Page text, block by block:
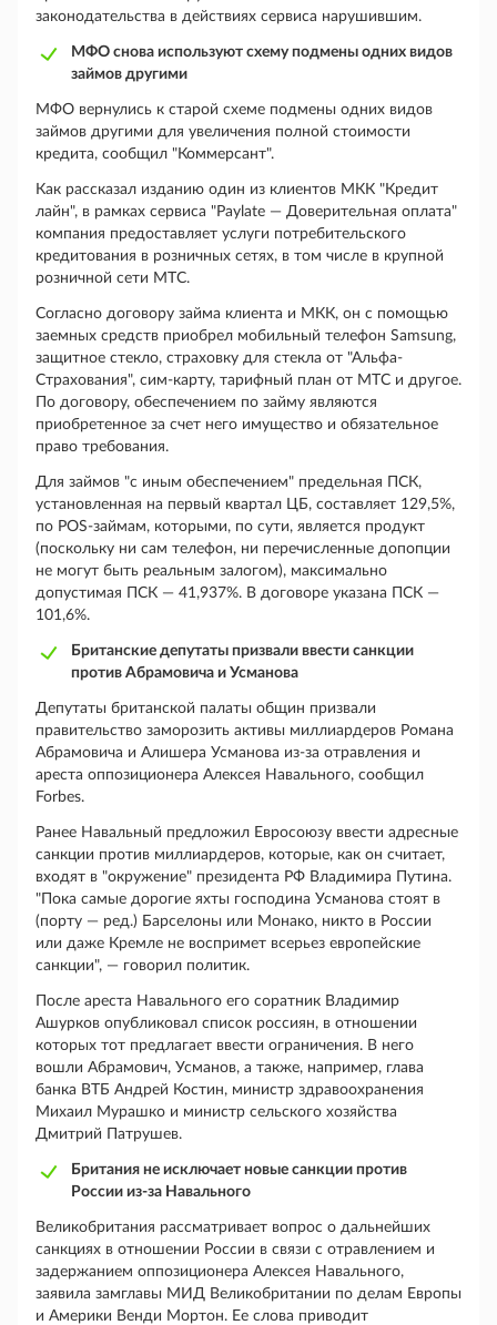
законодательства в действиях сервиса нарушившим.
МФО снова используют схему подмены одних видов
займов другими
МФО вернулись к старой схеме подмены одних видов
займов другими для увеличения полной стоимости
кредита, сообщил "Коммерсант".
Как рассказал изданию один из клиентов МКК "Кредит
лайн", в рамках сервиса "Paylate — Доверительная оплата"
компания предоставляет услуги потребительского
кредитования в розничных сетях, в том числе в крупной
розничной сети МТС.
Согласно договору займа клиента и МКК, он с помощью
заемных средств приобрел мобильный телефон Samsung,
защитное стекло, страховку для стекла от "Альфа-
Страхования", сим-карту, тарифный план от МТС и другое.
По договору, обеспечением по займу являются
приобретенное за счет него имущество и обязательное
право требования.
Для займов "с иным обеспечением" предельная ПСК,
установленная на первый квартал ЦБ, составляет 129,5%,
по POS-займам, которыми, по сути, является продукт
(поскольку ни сам телефон, ни перечисленные допопции
не могут быть реальным залогом), максимально
допустимая ПСК — 41,937%. В договоре указана ПСК —
101,6%.
Британские депутаты призвали ввести санкции
против Абрамовича и Усманова
Депутаты британской палаты общин призвали
правительство заморозить активы миллиардеров Романа
Абрамовича и Алишера Усманова из-за отравления и
ареста оппозиционера Алексея Навального, сообщил
Forbes.
Ранее Навальный предложил Евросоюзу ввести адресные
санкции против миллиардеров, которые, как он считает,
входят в "окружение" президента РФ Владимира Путина.
"Пока самые дорогие яхты господина Усманова стоят в
(порту — ред.) Барселоны или Монако, никто в России
или даже Кремле не воспримет всерьез европейские
санкции", — говорил политик.
После ареста Навального его соратник Владимир
Ашурков опубликовал список россиян, в отношении
которых тот предлагает ввести ограничения. В него
вошли Абрамович, Усманов, а также, например, глава
банка ВТБ Андрей Костин, министр здравоохранения
Михаил Мурашко и министр сельского хозяйства
Дмитрий Патрушев.
Британия не исключает новые санкции против
России из-за Навального
Великобритания рассматривает вопрос о дальнейших
санкциях в отношении России в связи с отравлением и
задержанием оппозиционера Алексея Навального,
заявила замглавы МИД Великобритании по делам Европы
и Америки Венди Мортон. Ее слова приводит